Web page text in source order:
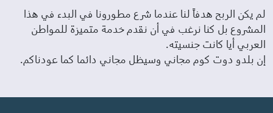
لم يكن الربح هدفاً لنا عندما شرع مطورونا في البدء في هذا
المشروع بل كنا نرغب في أن نقدم خدمة متميزة للمواطن
العربي أيا كانت جنسيته.
إن بلدو دوت كوم مجاني وسيظل مجاني دائما كما عودناكم.